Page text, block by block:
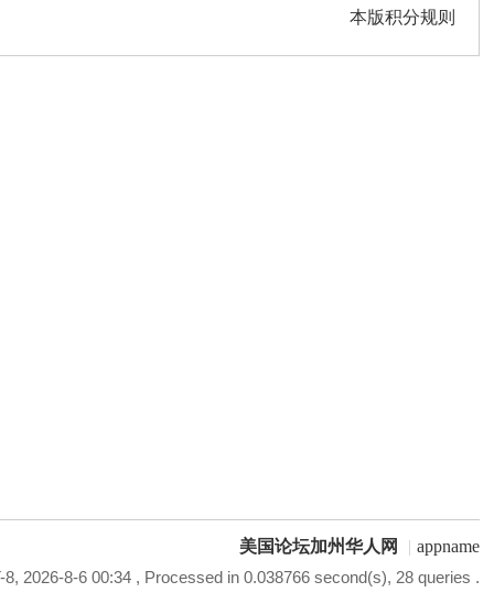
本版积分规则
美国论坛加州华人网 | appname
8, 2026-8-6 00:34, Processed in 0.038766 second(s), 28 queries .